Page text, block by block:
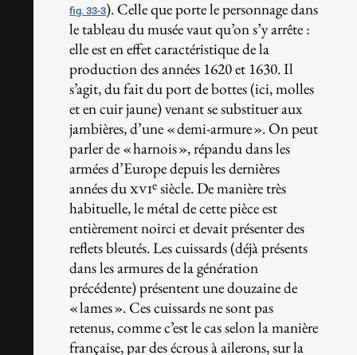
fig. 33-3). Celle que porte le personnage dans
le tableau du musée vaut qu’on s’y arrête :
elle est en effet caractéristique de la
production des années 1620 et 1630. Il
s’agit, du fait du port de bottes (ici, molles
et en cuir jaune) venant se substituer aux
jambières, d’une « demi-armure ». On peut
parler de « harnois », répandu dans les
armées d’Europe depuis les dernières
années duxviesiècle. De manière très
habituelle, le métal de cette pièce est
entièrement noirci et devait présenter des
reflets bleutés. Les cuissards (déjà présents
dans les armures de la génération
précédente) présentent une douzaine de
« lames ». Ces cuissards ne sont pas
retenus, comme c’est le cas selon la manière
française, par des écrous à ailerons, sur la